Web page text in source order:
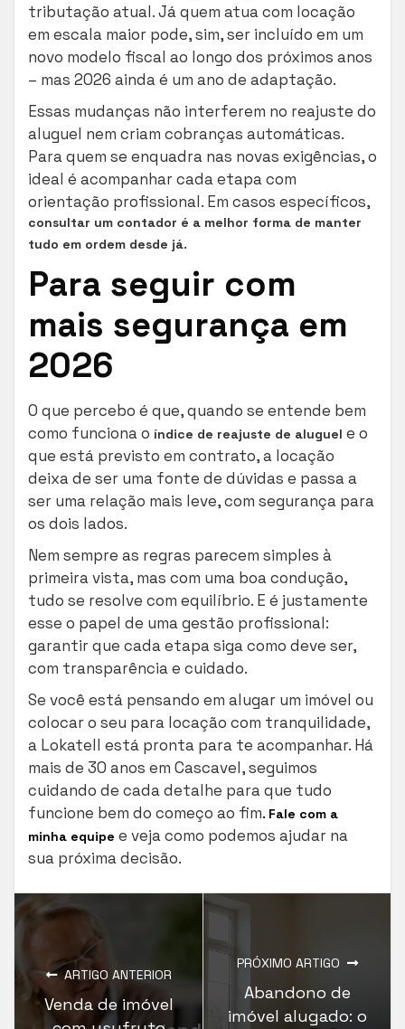
tributação atual. Já quem atua com locação
em escala maior pode, sim, ser incluído em um
novo modelo fiscal ao longo dos próximos anos
– mas 2026 ainda é um ano de adaptação.
Essas mudanças não interferem no reajuste do
aluguel nem criam cobranças automáticas.
Para quem se enquadra nas novas exigências, o
ideal é acompanhar cada etapa com
orientação profissional. Em casos específicos,
consultar um contador é a melhor forma de manter
tudo em ordem desde já.
Para seguir com
mais segurança em
2026
O que percebo é que, quando se entende bem
como funciona o índice de reajuste de aluguel e o
que está previsto em contrato, a locação
deixa de ser uma fonte de dúvidas e passa a
ser uma relação mais leve, com segurança para
os dois lados.
Nem sempre as regras parecem simples à
primeira vista, mas com uma boa condução,
tudo se resolve com equilíbrio. E é justamente
esse o papel de uma gestão profissional:
garantir que cada etapa siga como deve ser,
com transparência e cuidado.
Se você está pensando em alugar um imóvel ou
colocar o seu para locação com tranquilidade,
a Lokatell está pronta para te acompanhar. Há
mais de 30 anos em Cascavel, seguimos
cuidando de cada detalhe para que tudo
funcione bem do começo ao fim. Fale com a
minha equipe e veja como podemos ajudar na
sua próxima decisão.
ARTIGO ANTERIOR
Venda de imóvel
PRÓXIMO ARTIGO
Abandono de
imóvel alugado: o